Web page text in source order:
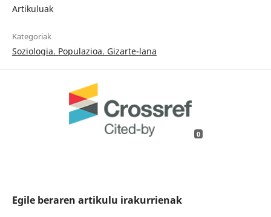
Artikuluak
Kategoriak
Soziologia. Populazioa. Gizarte-lana
0
Egile beraren artikulu irakurrienak